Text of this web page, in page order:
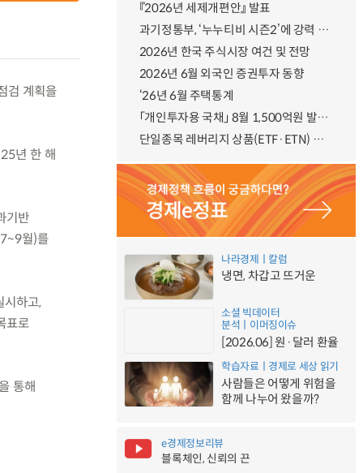
검 계획을
년 한 해
기반
월)를
시하고,
표로
통해
『2026년 세제개편안』 발표
과기정통부, ‘누누티비 시즌2’에 강력 대응 의지 밝혀
2026년 한국 주식시장 여건 및 전망
2026년 6월 외국인 증권투자 동향
‘26년 6월 주택통계
「개인투자용 국채」 8월 1,500억원 발행 예정
단일종목 레버리지 상품(ETF·ETN) 기본예탁금 강화 조기시행 방안 안내
나라경제ㅣ칼럼
냉면, 차갑고 뜨거운
소셜 빅데이터
분석ㅣ이머징이슈
[2026.06] 원·달러 환율
학습자료ㅣ경제로 세상 읽기
사람들은 어떻게 위험을
함께 나누어 왔을까?
e경제정보리뷰
블록체인, 신뢰의 끈